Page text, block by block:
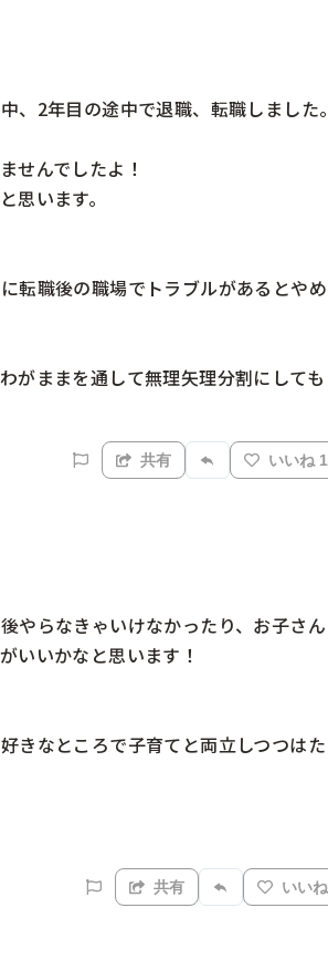
、2年目の途中で退職、転職しました。
せんでしたよ！
思います。
転職後の職場でトラブルがあるとやめ
がままを通して無理矢理分割にしても
共有 いいね 1
やらなきゃいけなかったり、お子さん
いいかなと思います！
きなところで子育てと両立しつつはた
共有 いいね